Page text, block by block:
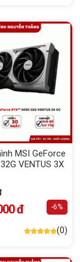
MSI GeForce
VENTUS 3X
đ -6%
(0)